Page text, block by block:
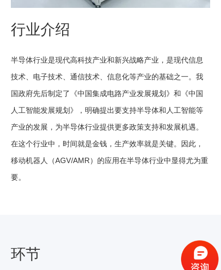
行业介绍
半导体行业是现代高科技产业和新兴战略产业，是现代信息
技术、电子技术、通信技术、信息化等产业的基础之一。我
国政府先后制定了《中国集成电路产业发展规划》和《中国
人工智能发展规划》，明确提出要支持半导体和人工智能等
产业的发展，为半导体行业提供更多政策支持和发展机遇。
在这个行业中，时间就是金钱，生产效率就是关键。因此，
移动机器人（AGV/AMR）的应用在半导体行业中显得尤为重
要。
环节